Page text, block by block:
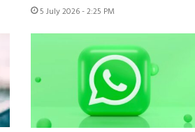
5 July 2026 - 2:25 PM